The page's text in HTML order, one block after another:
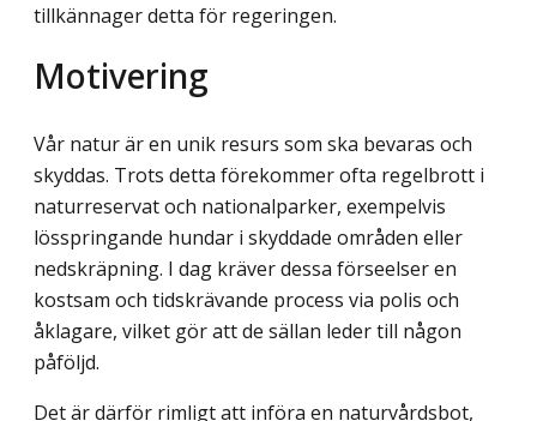
tillkännager detta för regeringen.
Motivering
Vår natur är en unik resurs som ska bevaras och
skyddas. Trots detta förekommer ofta regelbrott i
naturreservat och nationalparker, exempelvis
lösspringande hundar i skyddade områden eller
nedskräpning. I dag kräver dessa förseelser en
kostsam och tidskrävande process via polis och
åklagare, vilket gör att de sällan leder till någon
påföljd.
Det är därför rimligt att införa en naturvårdsbot,